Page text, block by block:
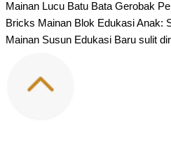
Mainan Lucu Batu Bata Gerobak
Bricks Mainan Blok Edukasi Anak:
Mainan Susun Edukasi Baru sulit